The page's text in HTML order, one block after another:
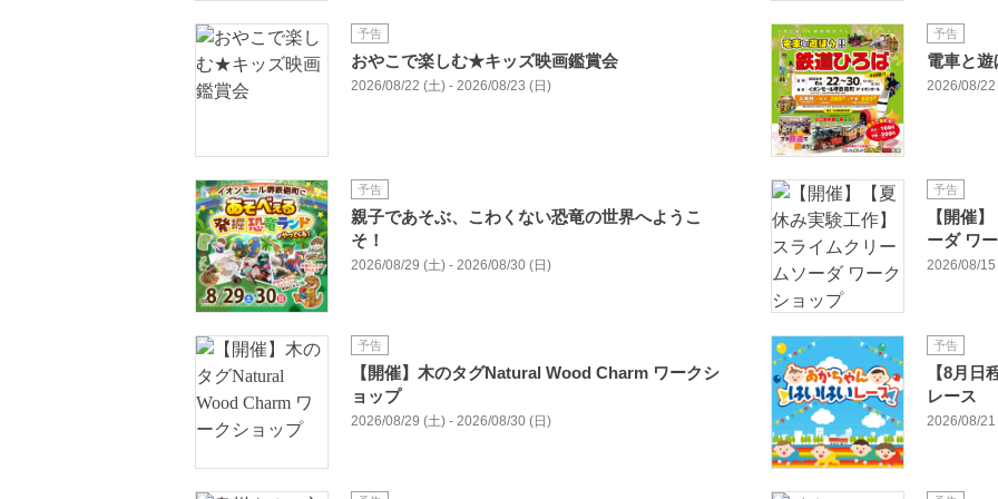
予告
おやこで楽しむ★キッズ映画鑑賞会
2026/08/22 (土) - 2026/08/23 (日)
予告
電車と
2026/08/
予告
親子であそぶ、こわくない恐竜の世界へようこ
そ！
2026/08/29 (土) - 2026/08/30 (日)
予告
【開催
ーダ ワ
2026/08/
予告
【開催】木のタグNatural Wood Charm ワークシ
ョップ
2026/08/29 (土) - 2026/08/30 (日)
予告
【8月
レース
2026/08/21